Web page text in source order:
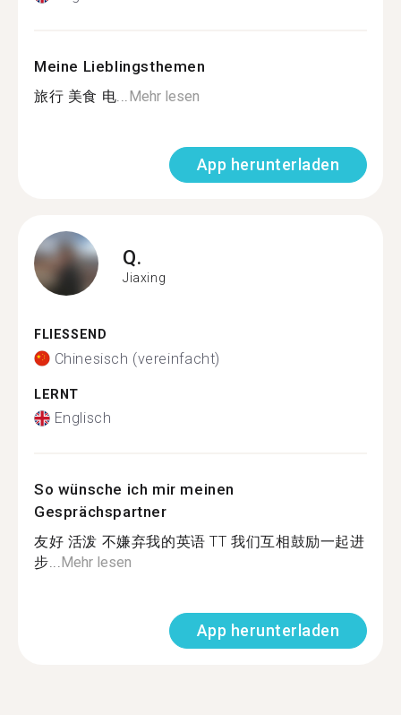
Meine Lieblingsthemen
旅行 美食 电...Mehr lesen
App herunterladen
Q.
Jiaxing
FLIESSEND
Chinesisch (vereinfacht)
LERNT
Englisch
So wünsche ich mir meinen
Gesprächspartner
友好 活泼 不嫌弃我的英语 TT 我们互相鼓励一起进
步...Mehr lesen
App herunterladen